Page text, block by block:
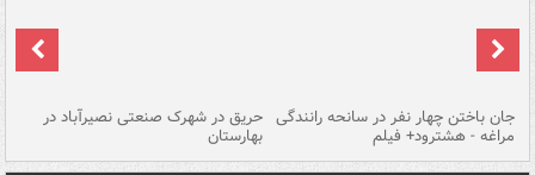
جان باختن چهار نفر در سانحه رانندگی
مراغه - هشترود+ فیلم
حریق در شهرک صنعتی نصیرآباد در
بهارستان